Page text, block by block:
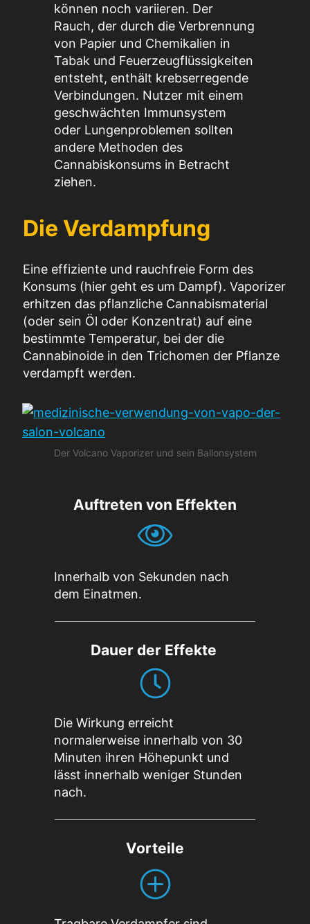
können noch variieren. Der
Rauch, der durch die Verbrennung
von Papier und Chemikalien in
Tabak und Feuerzeugflüssigkeiten
entsteht, enthält krebserregende
Verbindungen. Nutzer mit einem
geschwächten Immunsystem
oder Lungenproblemen sollten
andere Methoden des
Cannabiskonsums in Betracht
ziehen.
Die Verdampfung
Eine effiziente und rauchfreie Form des
Konsums (hier geht es um Dampf). Vaporizer
erhitzen das pflanzliche Cannabismaterial
(oder sein Öl oder Konzentrat) auf eine
bestimmte Temperatur, bei der die
Cannabinoide in den Trichomen der Pflanze
verdampft werden.
Der Volcano Vaporizer und sein Ballonsystem
Auftreten von Effekten
Innerhalb von Sekunden nach
dem Einatmen.
Dauer der Effekte
Die Wirkung erreicht
normalerweise innerhalb von 30
Minuten ihren Höhepunkt und
lässt innerhalb weniger Stunden
nach.
Vorteile